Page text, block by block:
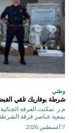
وطني
شرطة بوفاريك تلقي
م.ر تمكنت الفرقة
بمعية عناصر فرقة
7 أغسطس 2026